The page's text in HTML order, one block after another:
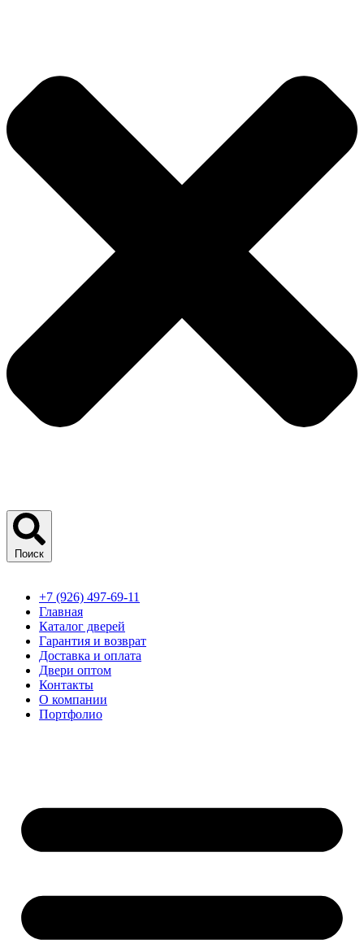
Поиск
+7 (926) 497-69-11
Главная
Каталог дверей
Гарантия и возврат
Доставка и оплата
Двери оптом
Контакты
О компании
Портфолио